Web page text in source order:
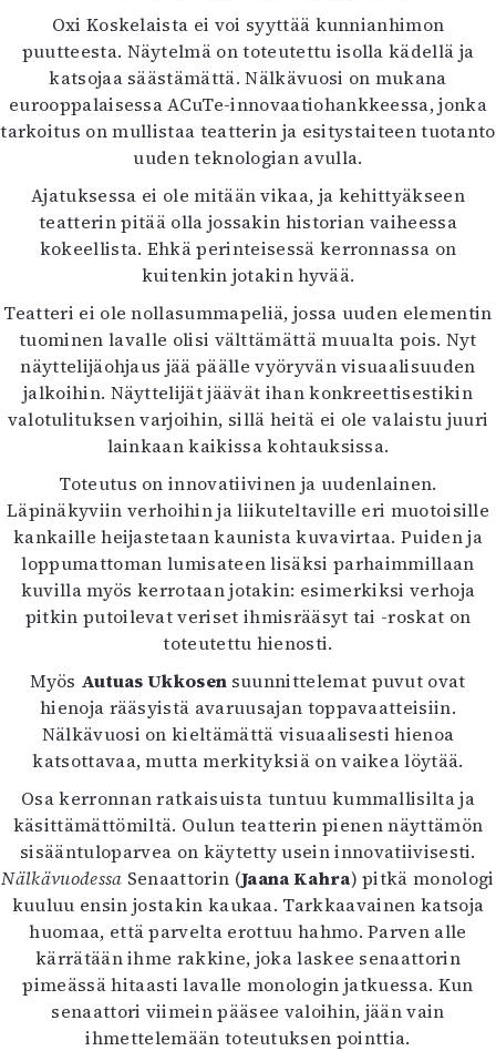
Oxi Koskelaista ei voi syyttää kunnianhimon
puutteesta. Näytelmä on toteutettu isolla kädellä ja
katsojaa säästämättä. Nälkävuosi on mukana
eurooppalaisessa ACuTe-innovaatiohankkeessa, jonka
tarkoitus on mullistaa teatterin ja esitystaiteen tuotanto
uuden teknologian avulla.
Ajatuksessa ei ole mitään vikaa, ja kehittyäkseen
teatterin pitää olla jossakin historian vaiheessa
kokeellista. Ehkä perinteisessä kerronnassa on
kuitenkin jotakin hyvää.
Teatteri ei ole nollasummapeliä, jossa uuden elementin
tuominen lavalle olisi välttämättä muualta pois. Nyt
näyttelijäohjaus jää päälle vyöryvän visuaalisuuden
jalkoihin. Näyttelijät jäävät ihan konkreettisestikin
valotulituksen varjoihin, sillä heitä ei ole valaistu juuri
lainkaan kaikissa kohtauksissa.
Toteutus on innovatiivinen ja uudenlainen.
Läpinäkyviin verhoihin ja liikuteltaville eri muotoisille
kankaille heijastetaan kaunista kuvavirtaa. Puiden ja
loppumattoman lumisateen lisäksi parhaimmillaan
kuvilla myös kerrotaan jotakin: esimerkiksi verhoja
pitkin putoilevat veriset ihmisrääsyt tai -roskat on
toteutettu hienosti.
Myös Autuas Ukkosen suunnittelemat puvut ovat
hienoja rääsyistä avaruusajan toppavaatteisiin.
Nälkävuosi on kieltämättä visuaalisesti hienoa
katsottavaa, mutta merkityksiä on vaikea löytää.
Osa kerronnan ratkaisuista tuntuu kummallisilta ja
käsittämättömiltä. Oulun teatterin pienen näyttämön
sisääntuloparvea on käytetty usein innovatiivisesti.
Nälkävuodessa Senaattorin (Jaana Kahra) pitkä monologi
kuuluu ensin jostakin kaukaa. Tarkkaavainen katsoja
huomaa, että parvelta erottuu hahmo. Parven alle
kärrätään ihme rakkine, joka laskee senaattorin
pimeässä hitaasti lavalle monologin jatkuessa. Kun
senaattori viimein pääsee valoihin, jään vain
ihmettelemään toteutuksen pointtia.